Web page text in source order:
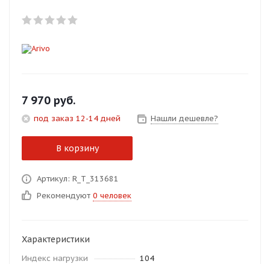
7 970 руб.
под заказ 12-14 дней Нашли дешевле?
В корзину
Артикул: R_T_313681
Рекомендуют 0 человек
Характеристики
Индекс нагрузки
104
Оплачивайте сегодня только
Оставшиеся 75
% будут
списыватьсяс вашей карты
25%каждые 2 недели